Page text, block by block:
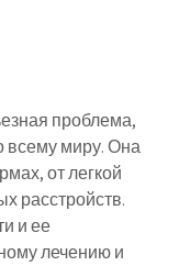
проблема,
миру. Она
от легкой
расстройств.
и ее
лечению и